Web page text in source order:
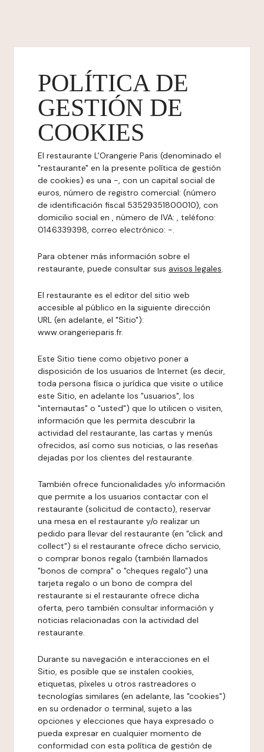
POLÍTICA DE
GESTIÓN DE
COOKIES
El restaurante L'Orangerie Paris (denominado el
"restaurante" en la presente política de gestión
de cookies) es una -, con un capital social de
euros, número de registro comercial: (número
de identificación fiscal 53529351800010), con
domicilio social en , número de IVA: , teléfono:
0146339398, correo electrónico: -.
Para obtener más información sobre el
restaurante, puede consultar sus avisos legales.
El restaurante es el editor del sitio web
accesible al público en la siguiente dirección
URL (en adelante, el "Sitio"):
www.orangerieparis.fr.
Este Sitio tiene como objetivo poner a
disposición de los usuarios de Internet (es decir,
toda persona física o jurídica que visite o utilice
este Sitio, en adelante los "usuarios", los
"internautas" o "usted") que lo utilicen o visiten,
información que les permita descubrir la
actividad del restaurante, las cartas y menús
ofrecidos, así como sus noticias, o las reseñas
dejadas por los clientes del restaurante.
También ofrece funcionalidades y/o información
que permite a los usuarios contactar con el
restaurante (solicitud de contacto), reservar
una mesa en el restaurante y/o realizar un
pedido para llevar del restaurante (en "click and
collect") si el restaurante ofrece dicho servicio,
o comprar bonos regalo (también llamados
"bonos de compra" o "cheques regalo") una
tarjeta regalo o un bono de compra del
restaurante si el restaurante ofrece dicha
oferta, pero también consultar información y
noticias relacionadas con la actividad del
restaurante.
Durante su navegación e interacciones en el
Sitio, es posible que se instalen cookies,
etiquetas, píxeles u otros rastreadores o
tecnologías similares (en adelante, las "cookies")
en su ordenador o terminal, sujeto a las
opciones y elecciones que haya expresado o
pueda expresar en cualquier momento de
conformidad con esta política de gestión de